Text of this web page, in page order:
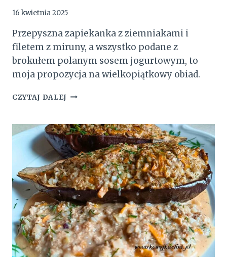
16 kwietnia 2025
Przepyszna zapiekanka z ziemniakami i
filetem z miruny, a wszystko podane z
brokułem polanym sosem jogurtowym, to
moja propozycja na wielkopiątkowy obiad.
CZYTAJ DALEJ WIELKOPIĄTKOWY
RYBĄ